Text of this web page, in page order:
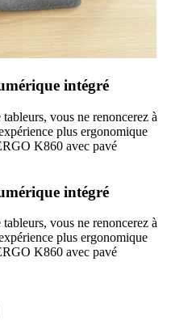
intégré
vous ne renoncerez à
plus ergonomique
K860 avec pavé
intégré
vous ne renoncerez à
plus ergonomique
K860 avec pavé